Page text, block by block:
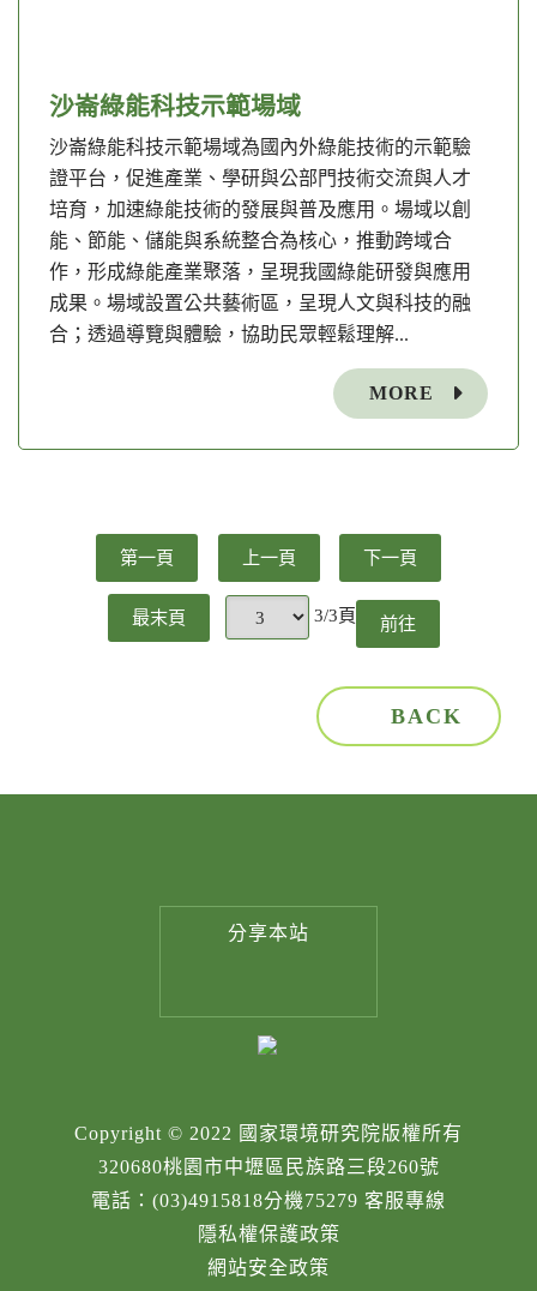
沙崙綠能科技示範場域
沙崙綠能科技示範場域為國內外綠能技術的示範驗
證平台，促進產業、學研與公部門技術交流與人才
培育，加速綠能技術的發展與普及應用。場域以創
能、節能、儲能與系統整合為核心，推動跨域合
作，形成綠能產業聚落，呈現我國綠能研發與應用
成果。場域設置公共藝術區，呈現人文與科技的融
合；透過導覽與體驗，協助民眾輕鬆理解...
MORE
第一頁 上一頁 下一頁
最末頁 3/3頁 前往
BACK
分享本站
Copyright © 2022 國家環境研究院版權所有
320680桃園市中壢區民族路三段260號
電話：(03)4915818分機75279 客服專線
隱私權保護政策
網站安全政策